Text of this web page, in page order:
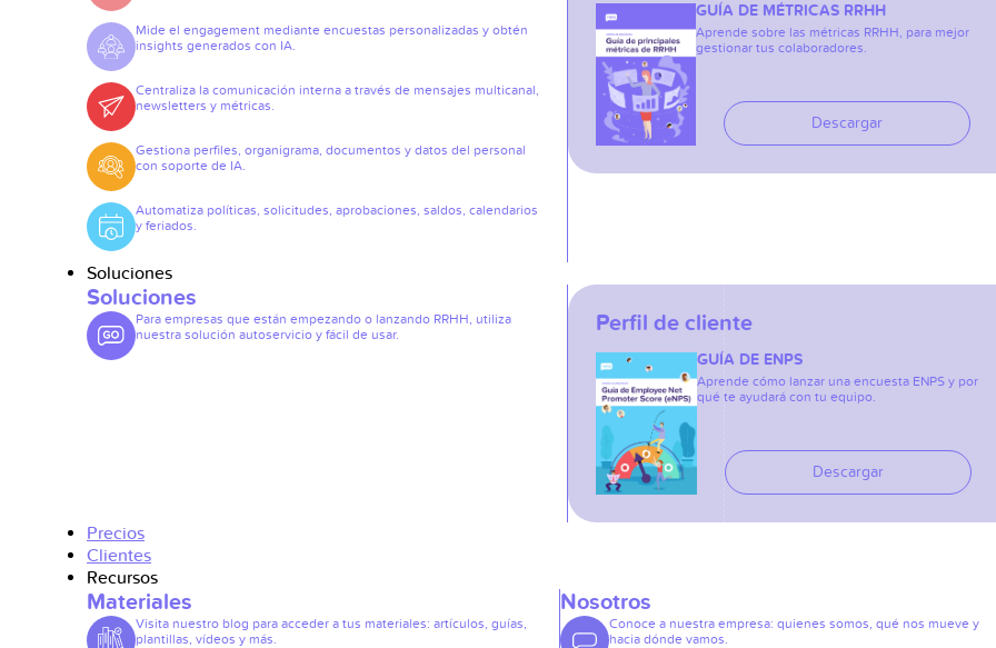
Mide el engagement mediante encuestas personalizadas y obtén
insights generados con IA.
Centraliza la comunicación interna a través de mensajes multicanal,
newsletters y métricas.
Gestiona perfiles, organigrama, documentos y datos del personal
con soporte de IA.
Automatiza políticas, solicitudes, aprobaciones, saldos, calendarios
y feriados.
GUÍA DE MÉTRICAS RRHH
Aprende sobre las métricas RRHH, para mejor
gestionar tus colaboradores.
Descargar
Soluciones
Soluciones
Para empresas que están empezando o lanzando RRHH, utiliza
nuestra solución autoservicio y fácil de usar.
Perfil de cliente
GUÍA DE ENPS
Aprende cómo lanzar una encuesta ENPS y por
qué te ayudará con tu equipo.
Descargar
Precios
Clientes
Recursos
Materiales
Visita nuestro blog para acceder a tus materiales: artículos, guías,
plantillas, vídeos y más.
Nosotros
Conoce a nuestra empresa: quienes somos, qué nos mueve y
hacia dónde vamos.